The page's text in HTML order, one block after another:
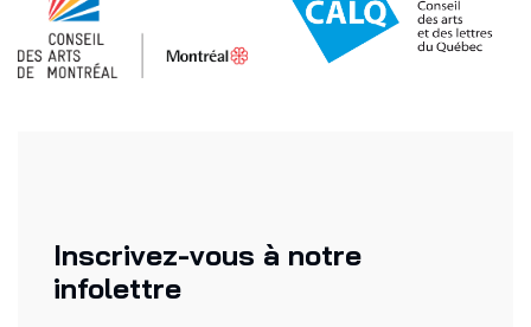
Inscrivez-vous à notre
infolettre